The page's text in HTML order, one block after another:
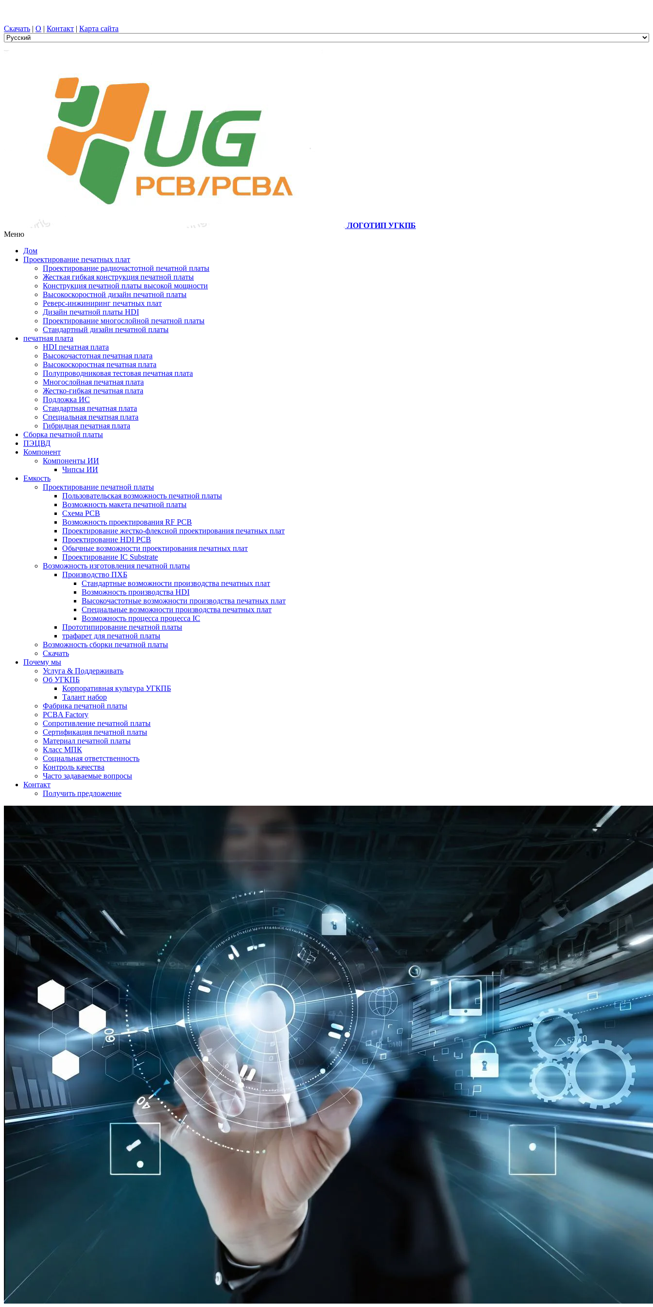
Скачать | О | Контакт | Карта сайта
ЛОГОТИП УГКПБ
Меню
Дом
Проектирование печатных плат
Проектирование радиочастотной печатной платы
Жесткая гибкая конструкция печатной платы
Конструкция печатной платы высокой мощности
Высокоскоростной дизайн печатной платы
Реверс-инжиниринг печатных плат
Дизайн печатной платы HDI
Проектирование многослойной печатной платы
Стандартный дизайн печатной платы
печатная плата
HDI печатная плата
Высокочастотная печатная плата
Высокоскоростная печатная плата
Полупроводниковая тестовая печатная плата
Многослойная печатная плата
Жестко-гибкая печатная плата
Подложка ИС
Стандартная печатная плата
Специальная печатная плата
Гибридная печатная плата
Сборка печатной платы
ПЭЦВД
Компонент
Компоненты ИИ
Чипсы ИИ
Емкость
Проектирование печатной платы
Пользовательская возможность печатной платы
Возможность макета печатной платы
Схема PCB
Возможность проектирования RF PCB
Проектирование жестко-флексной проектирования печатных плат
Проектирование HDI PCB
Обычные возможности проектирования печатных плат
Проектирование IC Substrate
Возможность изготовления печатной платы
Производство ПХБ
Стандартные возможности производства печатных плат
Возможность производства HDI
Высокочастотные возможности производства печатных плат
Специальные возможности производства печатных плат
Возможность процесса процесса IC
Прототипирование печатной платы
трафарет для печатной платы
Возможность сборки печатной платы
Скачать
Почему мы
Услуга & Поддерживать
Об УГКПБ
Корпоративная культура УГКПБ
Талант набор
Фабрика печатной платы
PCBA Factory
Сопротивление печатной платы
Сертификация печатной платы
Материал печатной платы
Класс МПК
Социальная ответственность
Контроль качества
Часто задаваемые вопросы
Контакт
Получить предложение